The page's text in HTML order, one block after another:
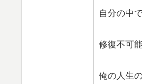
自分の中
修復不可
俺の人生